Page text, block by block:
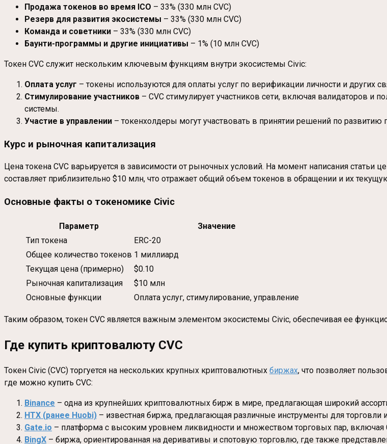
Продажа токенов во время ICO – 33% (330 млн CVC)
Резерв для развития экосистемы – 33% (330 млн CVC)
Команда и советники – 33% (330 млн CVC)
Баунти-программы и другие инициативы – 1% (10 млн CVC)
Токен CVC служит нескольким ключевым функциям внутри экосистемы Civic:
Оплата услуг – токены используются для оплаты услуг по верификации личности и других
Стимулирование участников – CVC стимулирует участников сети, включая валидаторов и
системы.
Участие в управлении – токенхолдеры могут участвовать в принятии решений по
Курс и рыночная капитализация
Цена токена CVC варьируется в зависимости от рыночных условий. На момент написания статьи
составляет приблизительно $10 млн, что отражает общий объем токенов в обращении и их
Основные факты о токеномике Civic
Параметр
Значение
Тип токена
ERC-20
Общее количество токенов 1 миллиард
Текущая цена (примерно)
$0.10
Рыночная капитализация
$10 млн
Основные функции
Оплата услуг, стимулирование, управление
Таким образом, токен CVC является важным элементом экосистемы Civic, обеспечивая ее
Где купить криптовалюту CVC
Токен Civic (CVC) торгуется на нескольких крупных криптовалютных биржах, что позволяет
где можно купить CVC:
Binance – одна из крупнейших криптовалютных бирж в мире, предлагающая широкий
HTX (ранее Huobi) – известная биржа, предлагающая различные инструменты для торговли
Gate.io – платформа с высоким уровнем ликвидности и множеством торговых пар, включая
BingX – биржа, ориентированная на деривативы и спотовую торговлю, где также